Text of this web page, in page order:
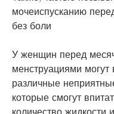
мочеиспусканию
без боли
У женщин перед
менструациями могут
различные
которые смогут